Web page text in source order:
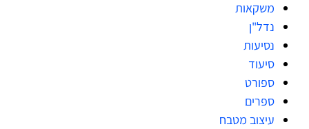
משקאות
נדל"ן
נסיעות
סיעוד
ספורט
ספרים
עיצוב מטבח